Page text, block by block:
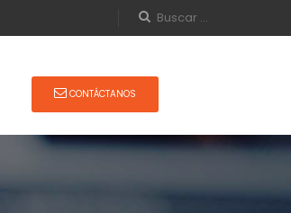
CONTÁCTANOS